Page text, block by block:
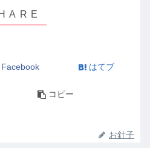
Facebook はてブ
コピー
お針子